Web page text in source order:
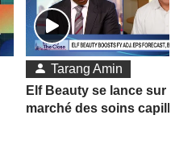
Tarang Amin
Elf Beauty se lance sur
marché des soins